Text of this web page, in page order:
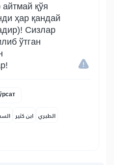
айтмай қўя
ҳар қандай
Сизлар
ўтган
ابن كثير الطبري